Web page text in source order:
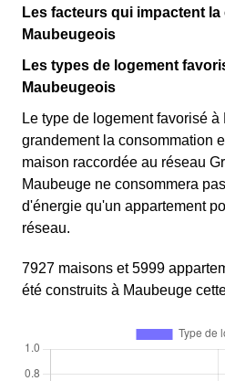
Les facteurs qui impactent
Maubeugeois
Les types de logement
Maubeugeois
Le type de logement favorisé
grandement la consommation
maison raccordée au réseau
Maubeuge ne consommera
d'énergie qu'un appartement
réseau.
7927 maisons et 5999
été construits à Maubeuge